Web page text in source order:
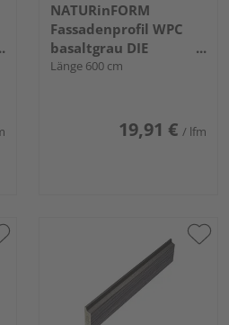
NATURinFORM
Fassadenprofil WPC
basaltgrau DIE
GESTALTENDE
Länge 600 cm
19,91 € / lfm